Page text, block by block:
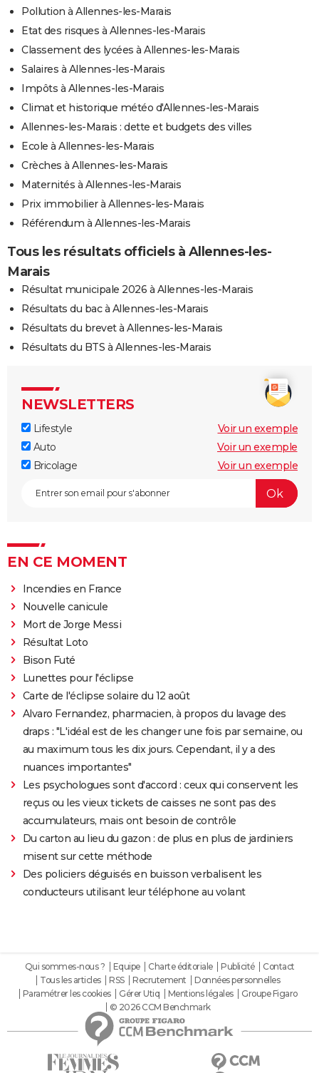
Pollution à Allennes-les-Marais
Etat des risques à Allennes-les-Marais
Classement des lycées à Allennes-les-Marais
Salaires à Allennes-les-Marais
Impôts à Allennes-les-Marais
Climat et historique météo d'Allennes-les-Marais
Allennes-les-Marais : dette et budgets des villes
Ecole à Allennes-les-Marais
Crèches à Allennes-les-Marais
Maternités à Allennes-les-Marais
Prix immobilier à Allennes-les-Marais
Référendum à Allennes-les-Marais
Tous les résultats officiels à Allennes-les-
Marais
Résultat municipale 2026 à Allennes-les-Marais
Résultats du bac à Allennes-les-Marais
Résultats du brevet à Allennes-les-Marais
Résultats du BTS à Allennes-les-Marais
NEWSLETTERS
Lifestyle
Voir un exemple
Auto
Voir un exemple
Bricolage
Voir un exemple
EN CE MOMENT
Incendies en France
Nouvelle canicule
Mort de Jorge Messi
Résultat Loto
Bison Futé
Lunettes pour l'éclipse
Carte de l'éclipse solaire du 12 août
Alvaro Fernandez, pharmacien, à propos du lavage des
draps : "L'idéal est de les changer une fois par semaine, ou
au maximum tous les dix jours. Cependant, il y a des
nuances importantes"
Les psychologues sont d'accord : ceux qui conservent les
reçus ou les vieux tickets de caisses ne sont pas des
accumulateurs, mais ont besoin de contrôle
Du carton au lieu du gazon : de plus en plus de jardiniers
misent sur cette méthode
Des policiers déguisés en buisson verbalisent les
conducteurs utilisant leur téléphone au volant
Qui sommes-nous ? Equipe Charte éditoriale Publicité
Contact
Tous les articles
RSS Recrutement
Données personnelles
Paramétrer les cookies
Gérer Utiq Mentions légales
Groupe Figaro
© 2026 CCM Benchmark